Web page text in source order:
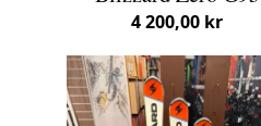
4 200,00 kr